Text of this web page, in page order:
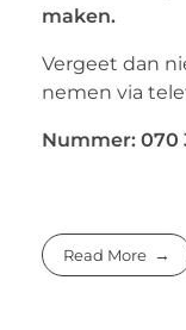
maken.
Vergeet dan
nemen via
Nummer: 070
Read More